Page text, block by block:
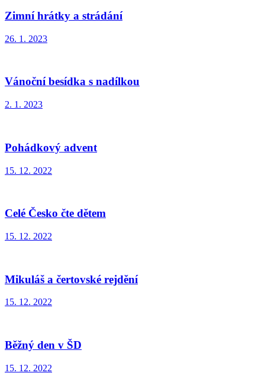
Zimní hrátky a strádání
26. 1. 2023
Vánoční besídka s nadílkou
2. 1. 2023
Pohádkový advent
15. 12. 2022
Celé Česko čte dětem
15. 12. 2022
Mikuláš a čertovské rejdění
15. 12. 2022
Běžný den v ŠD
15. 12. 2022